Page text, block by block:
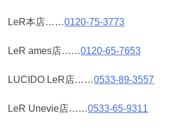
LeR本店……0120-75-3773
LeR ames店……0120-65-7653
LUCIDO LeR店……0533-89-3557
LeR Unevie店……0533-65-9311